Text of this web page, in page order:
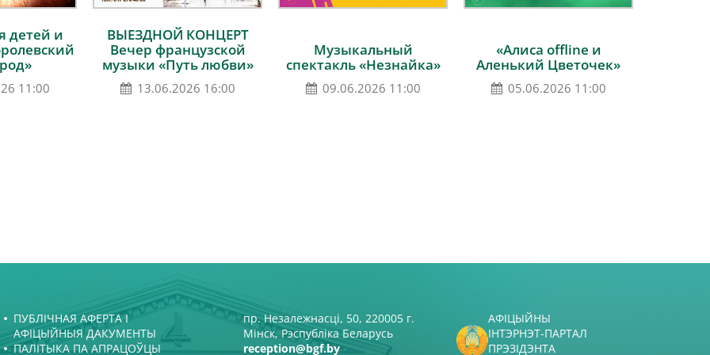
детей и
11:00
ВЫЕЗДНОЙ КОНЦЕРТ
Вечер французской
музыки «Путь любви»
13.06.2026 16:00
Музыкальный
спектакль «Незнайка»
09.06.2026 11:00
«Алиса offline и
Аленький Цветочек»
05.06.2026 11:00
ПУБЛІЧНАЯ АФЕРТА І
АФІЦЫЙНЫЯ ДАКУМЕНТЫ
ПАЛІТЫКА ПА АПРАЦОЎЦЫ
пр. Незалежнасці, 50, 220005 г.
Мінск, Рэспубліка Беларусь
reception@bgf.by
АФІЦЫЙНЫ
ІНТЭРНЭТ-ПАРТАЛ
ПРЭЗІДЭНТА